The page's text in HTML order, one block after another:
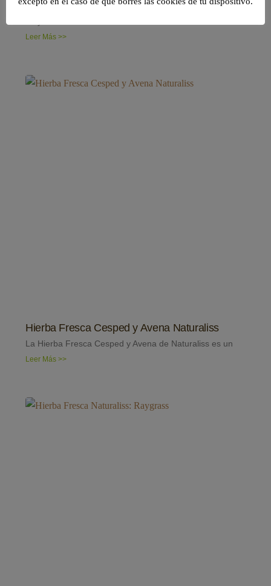
La Hierba Fresca Trébol Persa Naturaliss es un snack
Leer Más >>
Hierba Fresca Cesped y Avena Naturaliss
La Hierba Fresca Cesped y Avena de Naturaliss es un
Leer Más >>